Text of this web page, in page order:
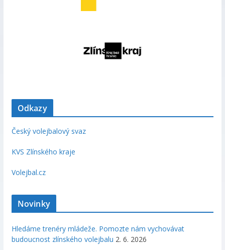
Odkazy
Český volejbalový svaz
KVS Zlínského kraje
Volejbal.cz
Novinky
Hledáme trenéry mládeže. Pomozte nám vychovávat
budoucnost zlínského volejbalu 2. 6. 2026